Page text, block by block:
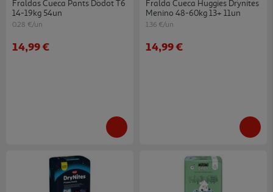
Fraldas Cueca Pants Dodot T6
14-19kg 54un
0.28 €/un
14,99 €
Fralda Cueca Huggies Drynites
Menino 48-60kg 13+ 11un
1.36 €/un
14,99 €